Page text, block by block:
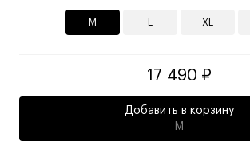
M XL
17 490 ₽
Добавить в корзину
M